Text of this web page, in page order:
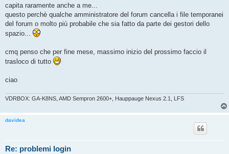
s
s
a
g
i
capita raramente anche a me...
questo perchè qualche amministratore del forum cancella i file temporanei
del forum o molto più probabile che sia fatto da parte dei gestori dello
spazio...
cmq penso che per fine mese, massimo inizio del prossimo faccio il
trasloco di tutto
ciao
VDRBOX: GA-K8NS, AMD Sempron 2600+, Hauppauge Nexus 2.1, LFS
davidea
Re: problemi login